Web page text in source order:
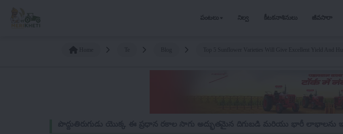
పంటలు నిల్వ కీటకనాశినులు జీవసారా